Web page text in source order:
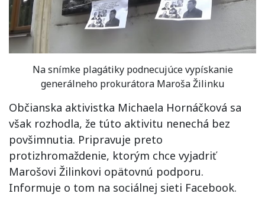
Na snímke plagátiky podnecujúce vypískanie
generálneho prokurátora Maroša Žilinku
Občianska aktivistka Michaela Hornáčková sa
však rozhodla, že túto aktivitu nenechá bez
povšimnutia. Pripravuje preto
protizhromaždenie, ktorým chce vyjadriť
Marošovi Žilinkovi opätovnú podporu.
Informuje o tom na sociálnej sieti Facebook.